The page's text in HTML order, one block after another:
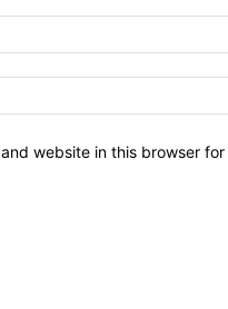
website in this browser